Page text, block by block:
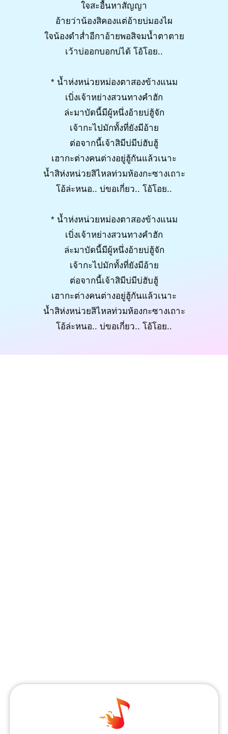
ใจสะอื้นหาสัญญา
อ้ายว่าน้องสิคองแต่อ้ายบ่มองไผ
ใจน้องดำส่ำอีกาอ้ายพอสิจมน้ำตาตาย
เว้าบ่ออกบอกบ่ได้ โอ้โอย..
* น้ำห่งหน่วยหม่องตาสองข้างแนม
เบิ่งเจ้าหย่างสวนทางคำฮัก
ล่ะมาบัดนี้มีผู้หนึ่งอ้ายบ่ฮู้จัก
เจ้ากะไปมักทั้งที่ยังมีอ้าย
ต่อจากนี้เจ้าสิมีบ่มีบ่ฮับฮู้
เฮากะต่างคนต่างอยู่ฮู้กันแล้วเนาะ
น้ำสิห่งหน่วยสิไหลท่วมห้องกะซางเถาะ
โอ้ล่ะหนอ.. บ่ขอเกี่ยว.. โอ้โอย..
* น้ำห่งหน่วยหม่องตาสองข้างแนม
เบิ่งเจ้าหย่างสวนทางคำฮัก
ล่ะมาบัดนี้มีผู้หนึ่งอ้ายบ่ฮู้จัก
เจ้ากะไปมักทั้งที่ยังมีอ้าย
ต่อจากนี้เจ้าสิมีบ่มีบ่ฮับฮู้
เฮากะต่างคนต่างอยู่ฮู้กันแล้วเนาะ
น้ำสิห่งหน่วยสิไหลท่วมห้องกะซางเถาะ
โอ้ล่ะหนอ.. บ่ขอเกี่ยว.. โอ้โอย..